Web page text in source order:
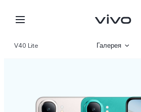
V40 Lite Галерея